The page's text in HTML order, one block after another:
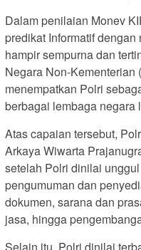
Dalam penilaian Monev
predikat Informatif
hampir sempurna dan
Negara Non-
menempatkan Polri
berbagai lembaga negara
Atas capaian tersebut,
Arkaya Wiwarta
setelah Polri dinilai
pengumuman dan
dokumen, sarana dan
jasa, hingga
Selain itu, Polri dinilai